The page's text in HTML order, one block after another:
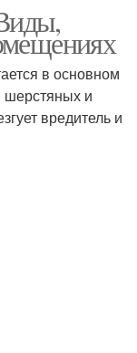
в основном
и
вредитель и